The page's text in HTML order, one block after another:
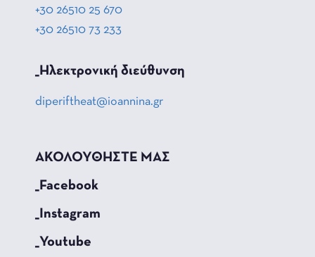
+30 26510 25 670
+30 26510 73 233
_Hλεκτρονική διεύθυνση
diperiftheat@ioannina.gr
ΑΚΟΛΟΥΘΗΣΤΕ ΜΑΣ
_Facebook
_Instagram
_Youtube